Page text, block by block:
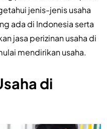
jenis-jenis usaha
ada di Indonesia serta
jasa perizinan usaha di
mendirikan usaha.
di